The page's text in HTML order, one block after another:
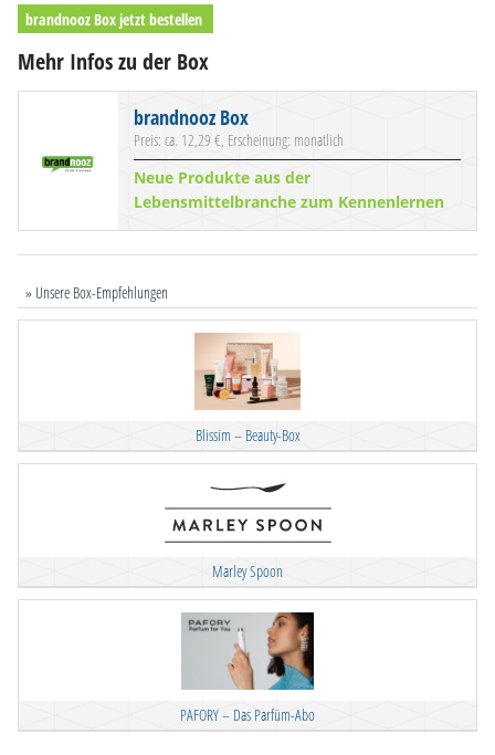
brandnooz Box jetzt bestellen
Mehr Infos zu der Box
brandnooz Box
Preis: ca. 12,29 €, Erscheinung: monatlich
Neue Produkte aus der
Lebensmittelbranche zum Kennenlernen
» Unsere Box-Empfehlungen
Blissim – Beauty-Box
Marley Spoon
PAFORY – Das Parfüm-Abo